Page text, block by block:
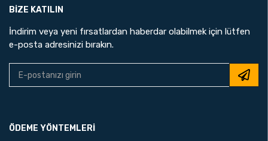
BIZE KATILIN
İndirim veya yeni fırsatlardan haberdar olabilmek için lütfen
e-posta adresinizi bırakın.
ÖDEME YÖNTEMLERİ